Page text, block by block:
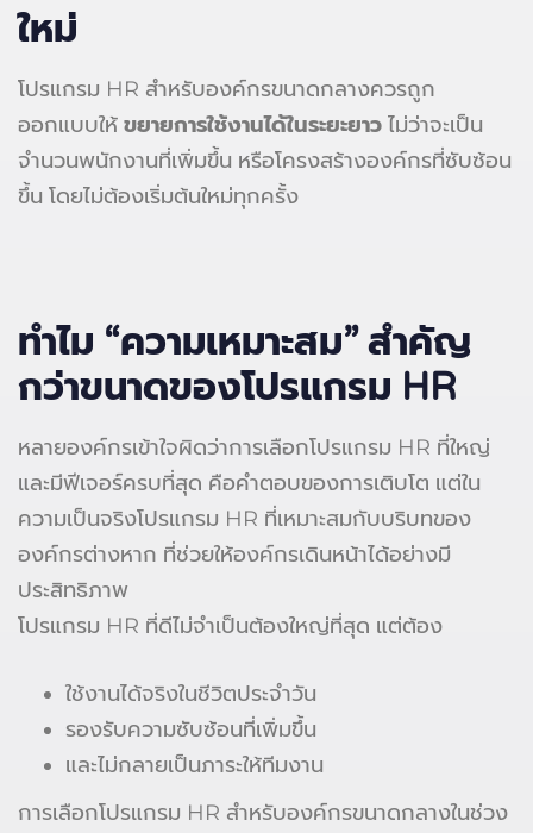
ใหม่
โปรแกรม HR สำหรับองค์กรขนาดกลางควรถูก
ออกแบบให้ ขยายการใช้งานได้ในระยะยาว ไม่ว่าจะเป็น
จำนวนพนักงานที่เพิ่มขึ้น หรือโครงสร้างองค์กรที่ซับซ้อน
ขึ้น โดยไม่ต้องเริ่มต้นใหม่ทุกครั้ง
ทำไม “ความเหมาะสม” สำคัญ
กว่าขนาดของโปรแกรม HR
หลายองค์กรเข้าใจผิดว่าการเลือกโปรแกรม HR ที่ใหญ่
และมีฟีเจอร์ครบที่สุด คือคำตอบของการเติบโต แต่ใน
ความเป็นจริงโปรแกรม HR ที่เหมาะสมกับบริบทของ
องค์กรต่างหาก ที่ช่วยให้องค์กรเดินหน้าได้อย่างมี
ประสิทธิภาพ
โปรแกรม HR ที่ดีไม่จำเป็นต้องใหญ่ที่สุด แต่ต้อง
ใช้งานได้จริงในชีวิตประจำวัน
รองรับความซับซ้อนที่เพิ่มขึ้น
และไม่กลายเป็นภาระให้ทีมงาน
การเลือกโปรแกรม HR สำหรับองค์กรขนาดกลางในช่วง